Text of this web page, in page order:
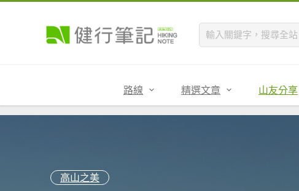
路線 精選文章 山友分享
高山之美